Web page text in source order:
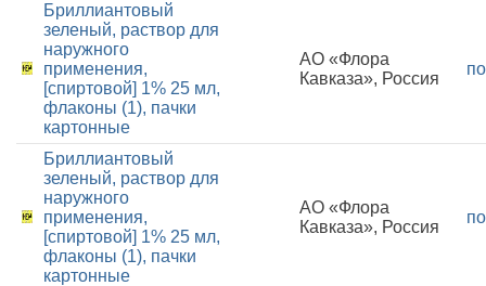
Бриллиантовый
зеленый, раствор для
наружного
применения,
[спиртовой] 1% 25 мл,
флаконы (1), пачки
картонные
АО «Флора
Кавказа», Россия
Бриллиантовый
зеленый, раствор для
наружного
применения,
[спиртовой] 1% 25 мл,
флаконы (1), пачки
картонные
АО «Флора
Кавказа», Россия